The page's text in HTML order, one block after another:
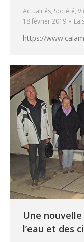
Actualités, Société,
18 février 2019
https://
Une
l’eau et des